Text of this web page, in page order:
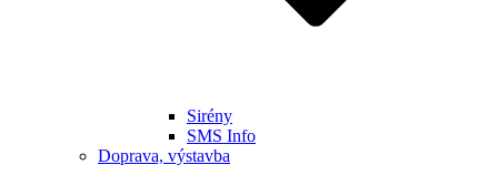
Sirény
SMS Info
Doprava, výstavba